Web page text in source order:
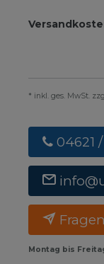
* inkl. ges. MwSt.
04621
Montag bis